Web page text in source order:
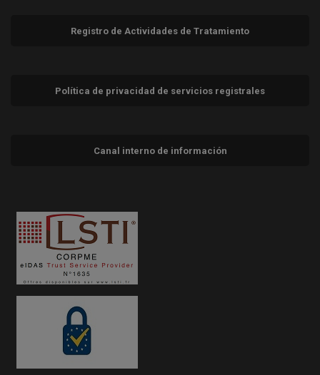
Registro de Actividades de Tratamiento
Política de privacidad de servicios registrales
Canal interno de información